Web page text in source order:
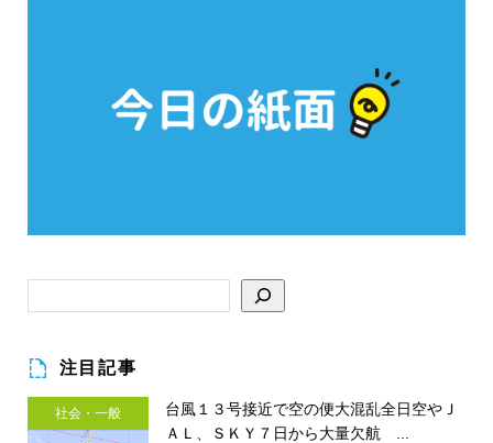
注目記事
社会・一般
台風１３号接近で空の便大混乱全日空やＪ
ＡＬ、ＳＫＹ７日から大量欠航 ...